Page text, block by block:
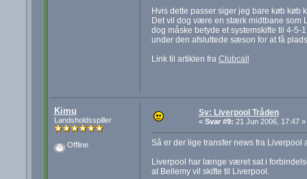
Hvis dette passer siger jeg bare køb køb
Det vil dog være en stærk midtbane som
dog måske betyde et systemskifte til 4-
under den afsluttede sæson for at få
Link til artiklen fra Clubcall
Kimu
Landsholdsspiller
Offline
Sv: Liverpool Tråden
« Svar #9: 21 Jun 2006, 17:47 »
Så er der lige transfer news fra Liverpool
Liverpool har længe været sat i
at Bellemy vil skifte til Liverpool.